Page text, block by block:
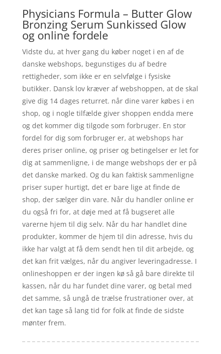
Physicians Formula – Butter Glow
Bronzing Serum Sunkissed Glow
og online fordele
Vidste du, at hver gang du køber noget i en af de
danske webshops, begunstiges du af bedre
rettigheder, som ikke er en selvfølge i fysiske
butikker. Dansk lov kræver af webshoppen, at de skal
give dig 14 dages returret. når dine varer købes i en
shop, og i nogle tilfælde giver shoppen endda mere
og det kommer dig tilgode som forbruger. En stor
fordel for dig som forbruger er, at webshops har
deres priser online, og priser og betingelser er let for
dig at sammenligne, i de mange webshops der er på
det danske marked. Og du kan faktisk sammenligne
priser super hurtigt, det er bare lige at finde de
shop, der sælger din vare. Når du handler online er
du også fri for, at døje med at få bugseret alle
varerne hjem til dig selv. Når du har handlet dine
produkter, kommer de hjem til din adresse, hvis du
ikke har valgt at få dem sendt hen til dit arbejde, og
det kan frit vælges, når du angiver leveringadresse. I
onlineshoppen er der ingen kø så gå bare direkte til
kassen, når du har fundet dine varer, og betal med
det samme, så ungå de trælse frustrationer over, at
det kan tage så lang tid for folk at finde de sidste
mønter frem.